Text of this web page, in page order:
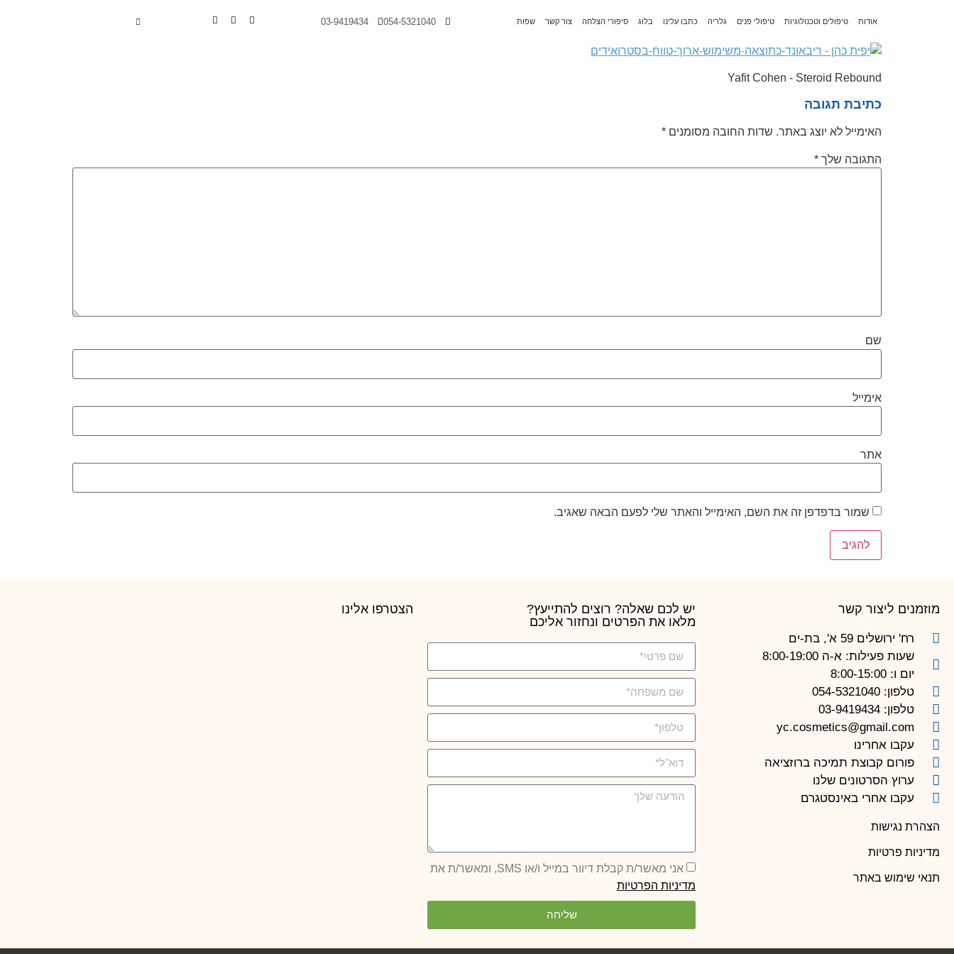
אודות טיפולים וטכנולוגיות טיפולי פנים גלריה כתבו עלינו בלוג סיפורי הצלחה צור קשר שפות 054-5321040
03-9419434
Yafit Cohen - Steroid Rebound
כתיבת תגובה
האימייל לא יוצג באתר. שדות החובה מסומנים *
התגובה שלך *
שם
אימייל
אתר
שמור בדפדפן זה את השם, האימייל והאתר שלי לפעם הבאה שאגיב.
מוזמנים ליצור קשר
רח' ירושלים 59 א', בת-ים
שעות פעילות: א-ה 8:00-19:00
יום ו: 8:00-15:00
טלפון: 054-5321040
טלפון: 03-9419434
yc.cosmetics@gmail.com
עקבו אחרינו
פורום קבוצת תמיכה ברוזציאה
ערוץ הסרטונים שלנו
עקבו אחרי באינסטגרם
הצהרת נגישות
מדיניות פרטיות
תנאי שימוש באתר
יש לכם שאלה? רוצים להתייעץ?
מלאו את הפרטים ונחזור אליכם
אני מאשר/ת קבלת דיוור במייל ו/או SMS, ומאשר/ת את
מדיניות הפרטיות
שליחה
הצטרפו אלינו